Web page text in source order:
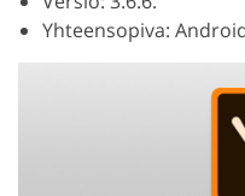
Yhteensopiva: